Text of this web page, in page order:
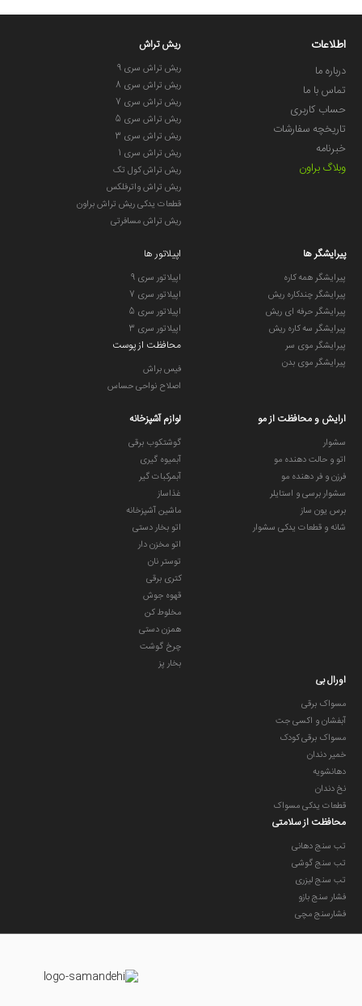
اطلاعات
درباره ما
تماس با ما
حساب کاربری
تاریخچه سفارشات
خبرنامه
وبلاگ براون
ریش تراش
ریش تراش سری 9
ریش تراش سری 8
ریش تراش سری 7
ریش تراش سری 5
ریش تراش سری 3
ریش تراش سری 1
ریش تراش کول تک
ریش تراش واترفلکس
قطعات یدکی ریش تراش براون
ریش تراش مسافرتی
پیرایشگر ها
پیرایشگر همه کاره
پیرایشگر چندکاره ریش
پیرایشگر حرفه ای ریش
پیرایشگر سه کاره ریش
پیرایشگر موی سر
پیرایشگر موی بدن
اپیلاتور ها
اپیلاتور سری 9
اپیلاتور سری 7
اپیلاتور سری 5
اپیلاتور سری 3
محافظت از پوست
فیس براش
اصلاح نواحی حساس
ارایش و محافظت از مو
سشوار
اتو و حالت دهنده مو
فرزن و فر دهنده مو
سشوار برسی و استایلر
برس یون ساز
شانه و قطعات یدکی سشوار
لوازم آشپزخانه
گوشتکوب برقی
آبمیوه گیری
آبمرکبات گیر
غذاساز
ماشین آشپزخانه
اتو بخار دستی
اتو مخزن دار
توستر نان
کتری برقی
قهوه جوش
مخلوط کن
همزن دستی
چرخ گوشت
بخار پز
اورال بی
مسواک برقی
آبفشان و اکسی جت
مسواک برقی کودک
خمیر دندان
دهانشویه
نخ دندان
قطعات یدکی مسواک
محافظت از سلامتی
تب سنج دهانی
تب سنج گوشی
تب سنج لیزری
فشار سنج بازو
فشارسنج مچی